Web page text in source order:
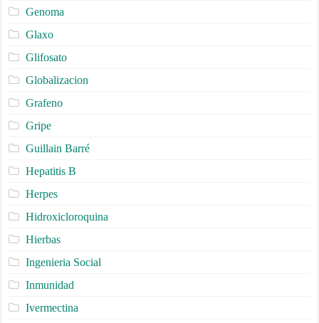
Genoma
Glaxo
Glifosato
Globalizacion
Grafeno
Gripe
Guillain Barré
Hepatitis B
Herpes
Hidroxicloroquina
Hierbas
Ingenieria Social
Inmunidad
Ivermectina